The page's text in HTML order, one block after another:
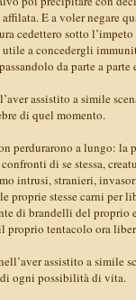
E a voler negare
cedettero sotto
a concedergli
da parte a
assistito a simile
di quel momento.
perdurarono a lungo: la
di se stessa,
intrusi, stranieri,
proprie stesse carni per
di brandelli del proprio
proprio tentacolo ora
assistito a simile
ogni possibilità di vita.